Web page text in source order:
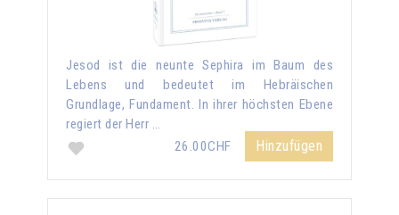
Jesod ist die neunte Sephira im Baum des
Lebens und bedeutet im Hebräischen
Grundlage, Fundament. In ihrer höchsten Ebene
regiert der Herr …
26.00CHF
Hinzufügen